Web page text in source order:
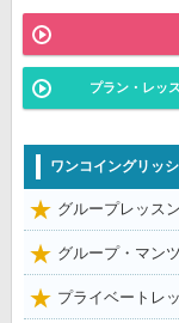
プラン・レッ
ワンコイングリッ
グループレッス
グループ・マン
プライベートレ